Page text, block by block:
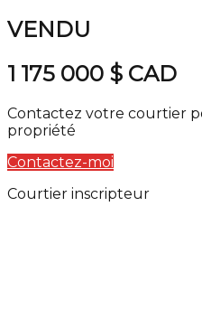
VENDU
1 175 000 $ CAD
Contactez votre courtier
propriété
Contactez-moi
Courtier inscripteur